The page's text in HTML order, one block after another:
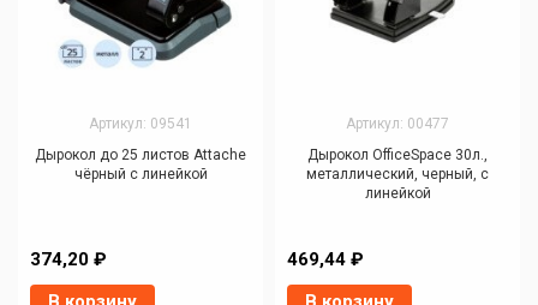
Артикул: 09541
Дырокол до 25 листов Attache
чёрный с линейкой
374,20 ₽
Артикул: 00477
Дырокол OfficeSpace 30л.,
металлический, черный, с
линейкой
469,44 ₽